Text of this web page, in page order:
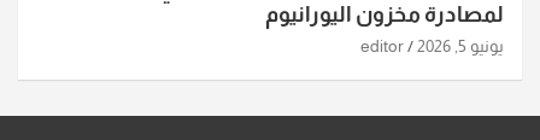
لمصادرة مخزون اليورانيوم
يونيو 5, 2026 editor